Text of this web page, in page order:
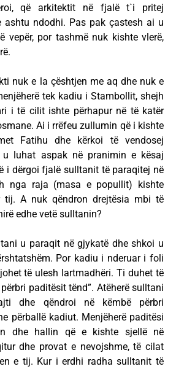
që arkitektit në fjalë t`i pritej
ashtu ndodhi. Pas pak çastesh ai u
vepër, por tashmë nuk kishte vlerë,
nuk e la çështjen me aq dhe nuk e
tek kadiu i Stambollit, shejh
i të cilit ishte përhapur në të katër
Ai i rrëfeu zullumin që i kishte
Fatihu dhe kërkoi të vendosej
u luhat aspak në pranimin e kësaj
i dërgoi fjalë sulltanit të paraqitej në
nga raja (masa e popullit) kishte
tij. A nuk qëndron drejtësia mbi të
edhe vetë sulltanin?
u paraqit në gjykatë dhe shkoi u
Por kadiu i nderuar i foli
të ulesh lartmadhëri. Ti duhet të
paditësit tënd”. Atëherë sulltani
dhe qëndroi në këmbë përbri
përballë kadiut. Menjëherë paditësi
dhe hallin që e kishte sjellë në
dhe provat e nevojshme, të cilat
e tij. Kur i erdhi radha sulltanit të